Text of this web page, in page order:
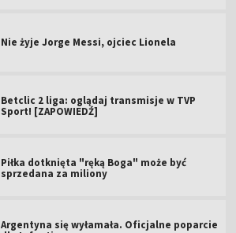
Nie żyje Jorge Messi, ojciec Lionela
Betclic 2 liga: oglądaj transmisje w TVP
Sport! [ZAPOWIEDŹ]
Piłka dotknięta "ręką Boga" może być
sprzedana za miliony
Argentyna się wyłamała. Oficjalne poparcie